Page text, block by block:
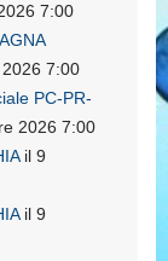
7:00
7:00
PC-PR-
2026 7:00
il 9
il 9